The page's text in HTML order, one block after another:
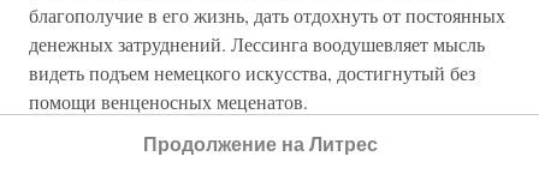
благополучие в его жизнь, дать отдохнуть от постоянных
денежных затруднений. Лессинга воодушевляет мысль
видеть подъем немецкого искусства, достигнутый без
помощи венценосных меценатов.
Его приезд в Гамбург был словно практическим
Продолжение на Литрес